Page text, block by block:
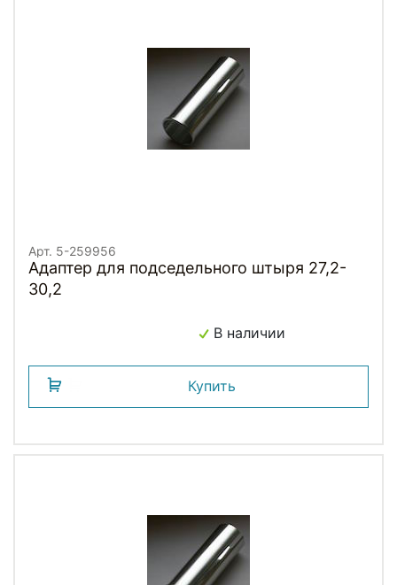
Арт. 5-259956
Адаптер для подседельного штыря 27,2-
30,2
В наличии
Купить